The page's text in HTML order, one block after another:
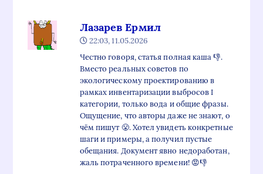
Лазарев Ермил
22:03, 11.05.2026
Честно говоря, статья полная каша 👎.
Вместо реальных советов по
экологическому проектированию в
рамках инвентаризации выбросов I
категории, только вода и общие фразы.
Ощущение, что авторы даже не знают, о
чём пишут 😤. Хотел увидеть конкретные
шаги и примеры, а получил пустые
обещания. Документ явно недоработан,
жаль потраченного времени! 😡👎